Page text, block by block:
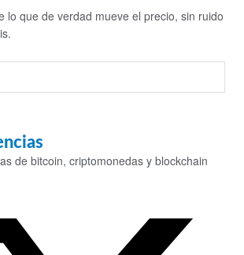
lo que de verdad mueve el precio, sin ruido
de bitcoin, criptomonedas y blockchain